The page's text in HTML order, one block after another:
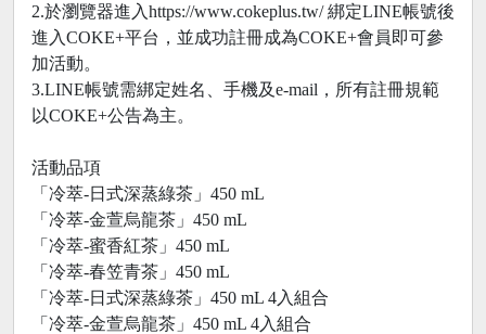
2.於瀏覽器進入https://www.cokeplus.tw/ 綁定LINE帳號後
進入COKE+平台，並成功註冊成為COKE+會員即可參
加活動。
3.LINE帳號需綁定姓名、手機及e-mail，所有註冊規範
以COKE+公告為主。
活動品項
「冷萃-日式深蒸綠茶」450 mL
「冷萃-金萱烏龍茶」450 mL
「冷萃-蜜香紅茶」450 mL
「冷萃-春笠青茶」450 mL
「冷萃-日式深蒸綠茶」450 mL 4入組合
「冷萃-金萱烏龍茶」450 mL 4入組合